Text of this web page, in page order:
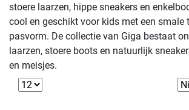
stoere laarzen, hippe sneakers en
cool en geschikt voor kids met een smale
pasvorm. De collectie van Giga bestaat
laarzen, stoere boots en natuurlijk
en meisjes.